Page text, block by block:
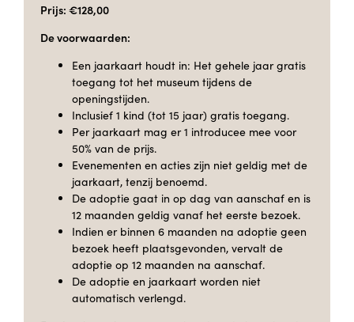
Prijs: €128,00
De voorwaarden:
Een jaarkaart houdt in: Het gehele jaar gratis
toegang tot het museum tijdens de
openingstijden.
Inclusief 1 kind (tot 15 jaar) gratis toegang.
Per jaarkaart mag er 1 introducee mee voor
50% van de prijs.
Evenementen en acties zijn niet geldig met de
jaarkaart, tenzij benoemd.
De adoptie gaat in op dag van aanschaf en is
12 maanden geldig vanaf het eerste bezoek.
Indien er binnen 6 maanden na adoptie geen
bezoek heeft plaatsgevonden, vervalt de
adoptie op 12 maanden na aanschaf.
De adoptie en jaarkaart worden niet
automatisch verlengd.